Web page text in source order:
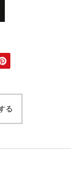
る